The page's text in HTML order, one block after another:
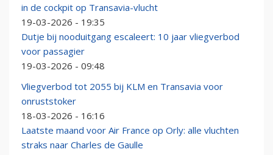
in de cockpit op Transavia-vlucht
19-03-2026 - 19:35
Dutje bij nooduitgang escaleert: 10 jaar vliegverbod
voor passagier
19-03-2026 - 09:48
Vliegverbod tot 2055 bij KLM en Transavia voor
onruststoker
18-03-2026 - 16:16
Laatste maand voor Air France op Orly: alle vluchten
straks naar Charles de Gaulle